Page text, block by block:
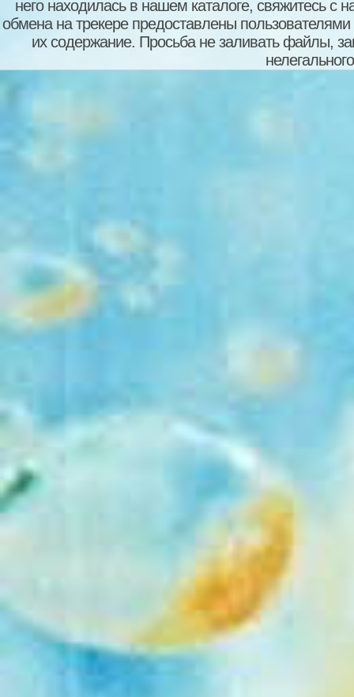
него находилась в нашем каталоге, свяжитесь
обмена на трекере предоставлены пользователями
их содержание. Просьба не заливать файлы,